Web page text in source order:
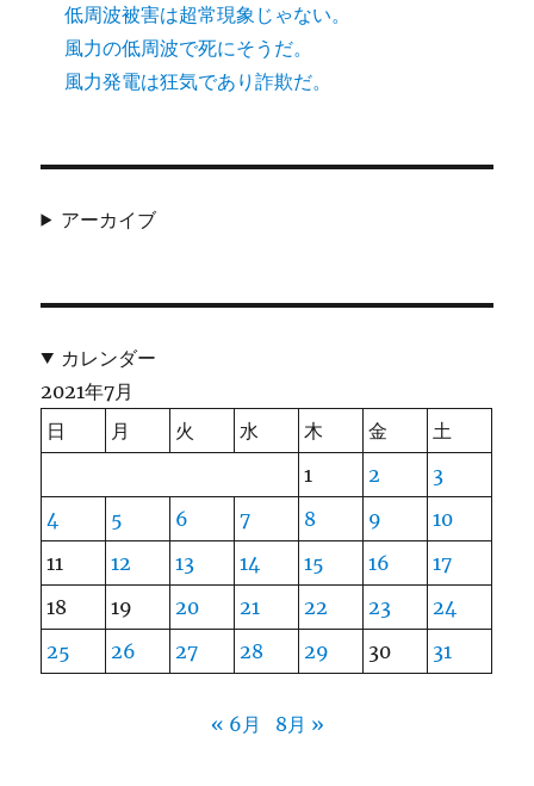
低周波被害は超常現象じゃない。
風力の低周波で死にそうだ。
風力発電は狂気であり詐欺だ。
アーカイブ
カレンダー
2021年7月
日
月 火 水 木 金
土
1
2
3
4
5 6 7 8 9
10
11
12 13 14 15 16
17
18
19 20 21 22 23
24
25
26 27 28 29 30 31
« 6月 8月 »